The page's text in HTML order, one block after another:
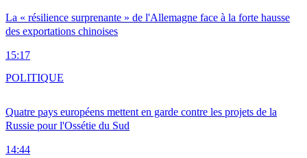
La « résilience surprenante » de l'Allemagne face à la forte hausse
des exportations chinoises
15:17
Quatre pays européens mettent en garde contre les projets de la
Russie pour l'Ossétie du Sud
14:44
POLITIQUE